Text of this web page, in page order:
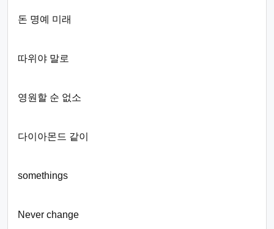
돈 명예 미래
따위야 말로
영원할 순 없소
다이아몬드 같이
somethings
Never change